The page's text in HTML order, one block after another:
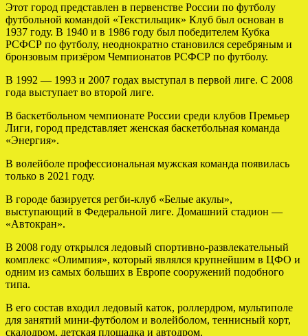
Этот город представлен в первенстве России по футболу
футбольной командой «Текстильщик» Клуб был основан в
1937 году. В 1940 и в 1986 году был победителем Кубка
РСФСР по футболу, неоднократно становился серебряным и
бронзовым призёром Чемпионатов РСФСР по футболу.
В 1992 — 1993 и 2007 годах выступал в первой лиге. С 2008
года выступает во второй лиге.
В баскетбольном чемпионате России среди клубов Премьер
Лиги, город представляет женская баскетбольная команда
«Энергия».
В волейболе профессиональная мужская команда появилась
только в 2021 году.
В городе базируется регби-клуб «Белые акулы»,
выступающий в Федеральной лиге. Домашний стадион —
«Автокран».
В 2008 году открылся ледовый спортивно-развлекательный
комплекс «Олимпия», который являлся крупнейшим в ЦФО и
одним из самых больших в Европе сооружений подобного
типа.
В его состав входил ледовый каток, роллердром, мультиполе
для занятий мини-футболом и волейболом, теннисный корт,
скалодром, детская площадка и автодром.